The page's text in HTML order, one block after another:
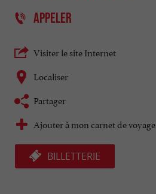
APPELER
Visiter le site Internet
Localiser
Partager
Ajouter à mon carnet de voyage
BILLETTERIE